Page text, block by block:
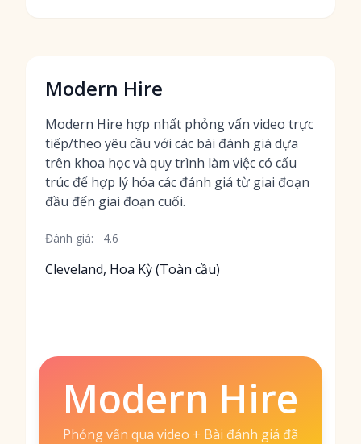
Modern Hire
Modern Hire hợp nhất phỏng vấn video trực
tiếp/theo yêu cầu với các bài đánh giá dựa
trên khoa học và quy trình làm việc có cấu
trúc để hợp lý hóa các đánh giá từ giai đoạn
đầu đến giai đoạn cuối.
Đánh giá: 4.6
Cleveland, Hoa Kỳ (Toàn cầu)
Modern Hire
Phỏng vấn qua video + Bài đánh giá đã